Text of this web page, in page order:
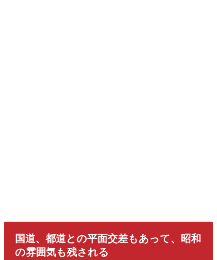
国道、都道との平面交差もあって、昭和
の雰囲気も残される